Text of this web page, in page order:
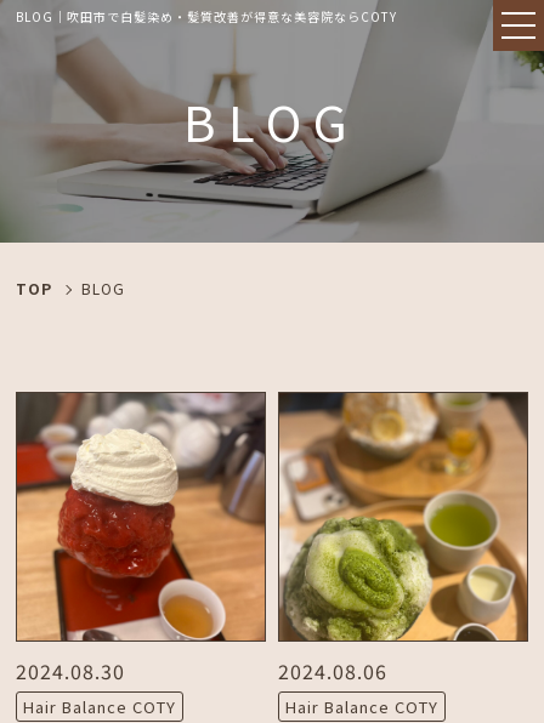
BLOG｜吹田市で白髪染め・髪質改善が得意な美容院ならCOTY
BLOG
TOP BLOG
2024.08.30
Hair Balance COTY
2024.08.06
Hair Balance COTY